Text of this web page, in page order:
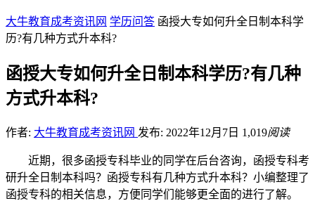
大牛教育成考资讯网 学历问答 函授大专如何升全日制本科学
历?有几种方式升本科?
函授大专如何升全日制本科学历?有几种
方式升本科?
作者: 大牛教育成考资讯网 发布: 2022年12月7日 1,019阅读
近期，很多函授专科毕业的同学在后台咨询，函授专科考
研升全日制本科吗？函授专科有几种方式升本科？小编整理了
函授专科的相关信息，方便同学们能够更全面的进行了解。